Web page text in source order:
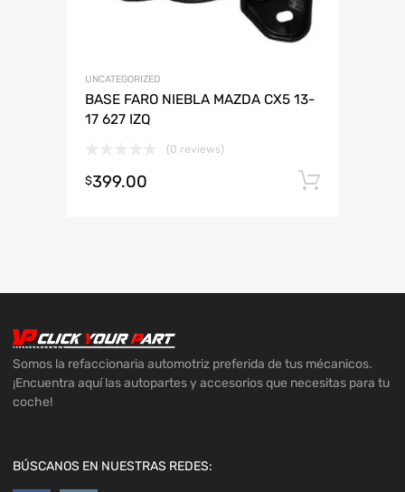
UNCATEGORIZED
BASE FARO NIEBLA MAZDA CX5 13-
17 627 IZQ
(0 reviews)
$399.00
Somos la refaccionaria automotriz preferida de tus mécanicos.
¡Encuentra aquí las autopartes y accesorios que necesitas para tu
coche!
BÚSCANOS EN NUESTRAS REDES: